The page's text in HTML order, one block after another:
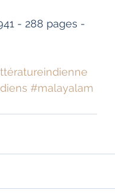
- 288 pages -
#malayalam